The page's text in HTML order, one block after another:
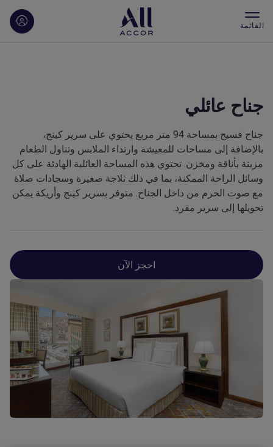
القائمة
جناح عائلي
جناح فسيح بمساحة 94 متر مربع يحتوي على سرير كينج،
بالإضافة إلى مساحات للمعيشة وارتداء الملابس وتناول الطعام
مزينة بأناقة ومخزن. تحتوي هذه المساحة العائلية الهادئة على كل
وسائل الراحة الممكنة، بما في ذلك ثلاجة صغيرة وسجادات صلاة
مع صوت الحرم من داخل الجناح. متوفر بسرير كينج وأريكة يمكن
تحويلها إلى سرير مفرد.
احجز الآن